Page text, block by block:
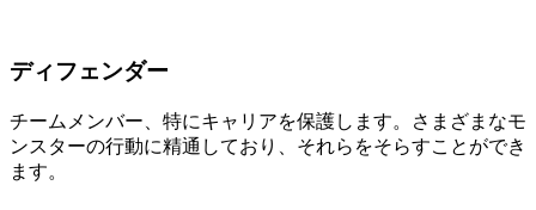
ディフェンダー
チームメンバー、特にキャリアを保護します。さまざまなモ
ンスターの行動に精通しており、それらをそらすことができ
ます。